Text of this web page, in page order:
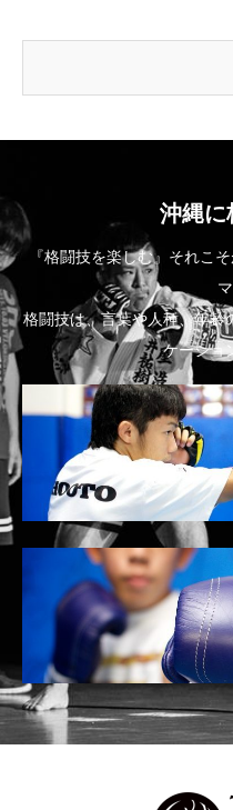
沖縄に
『格闘技を楽しむ』それこ
格闘技は、言葉や人種、年齢
ケーショ